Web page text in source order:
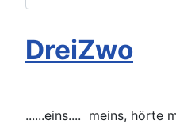
DreiZwo
......eins.... meins, hörte